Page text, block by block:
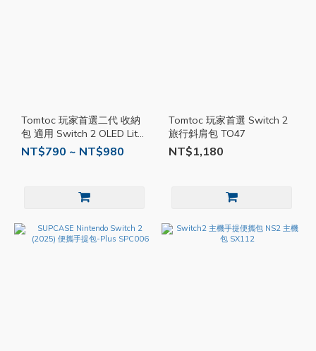
Tomtoc 玩家首選二代 收納
包 適用 Switch 2 OLED Lite
TO28
NT$790 ~ NT$980
Tomtoc 玩家首選 Switch 2
旅行斜肩包 TO47
NT$1,180